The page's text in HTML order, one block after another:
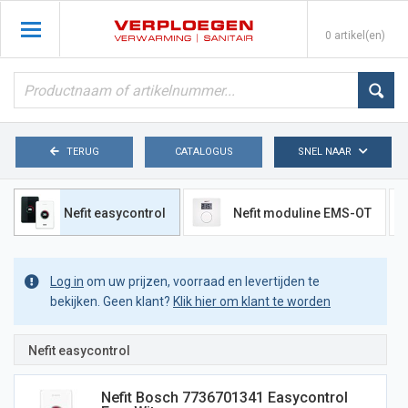
0 artikel(en)
TERUG CATALOGUS SNEL NAAR
Nefit easycontrol Nefit moduline EMS-OT
Log in om uw prijzen, voorraad en levertijden te
bekijken. Geen klant? Klik hier om klant te worden
Nefit easycontrol
Nefit Bosch 7736701341 Easycontrol